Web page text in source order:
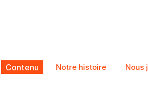
Contenu Notre histoire Nous